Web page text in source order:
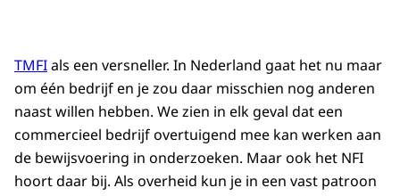
TMFIals een versneller. In Nederland gaat het nu maar
om één bedrijf en je zou daar misschien nog anderen
naast willen hebben. We zien in elk geval dat een
commercieel bedrijf overtuigend mee kan werken aan
de bewijsvoering in onderzoeken. Maar ook het NFI
hoort daar bij. Als overheid kun je in een vast patroon